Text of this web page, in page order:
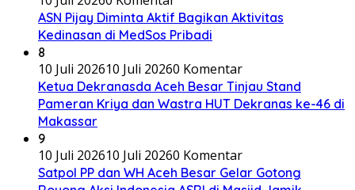
ASN Pijay Diminta Aktif Bagikan Aktivitas
Kedinasan di MedSos Pribadi
8
10 Juli 202610 Juli 20260 Komentar
Ketua Dekranasda Aceh Besar Tinjau Stand
Pameran Kriya dan Wastra HUT Dekranas ke-46 di
Makassar
9
10 Juli 202610 Juli 20260 Komentar
Satpol PP dan WH Aceh Besar Gelar Gotong